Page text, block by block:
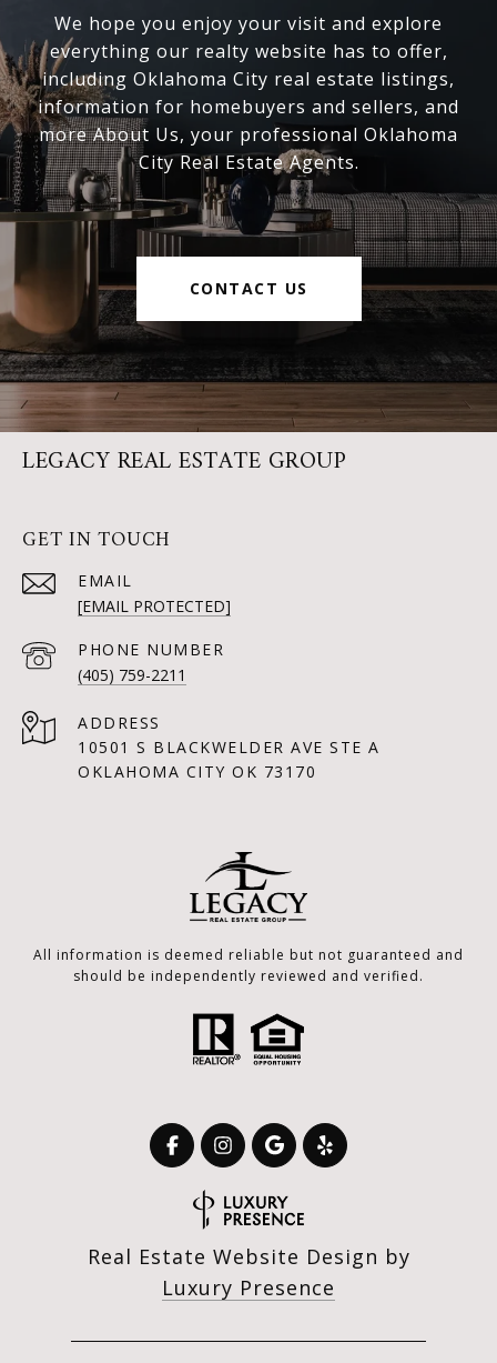
We hope you enjoy your visit and explore
everything our realty website has to offer,
including Oklahoma City real estate listings,
information for homebuyers and sellers, and
more About Us, your professional Oklahoma
City Real Estate Agents.
CONTACT US
LEGACY REAL ESTATE GROUP
GET IN TOUCH
EMAIL
[EMAIL PROTECTED]
PHONE NUMBER
(405) 759-2211
ADDRESS
10501 S BLACKWELDER AVE STE A
OKLAHOMA CITY OK 73170
All information is deemed reliable but not guaranteed and
should be independently reviewed and verified.
Real Estate Website Design by
Luxury Presence